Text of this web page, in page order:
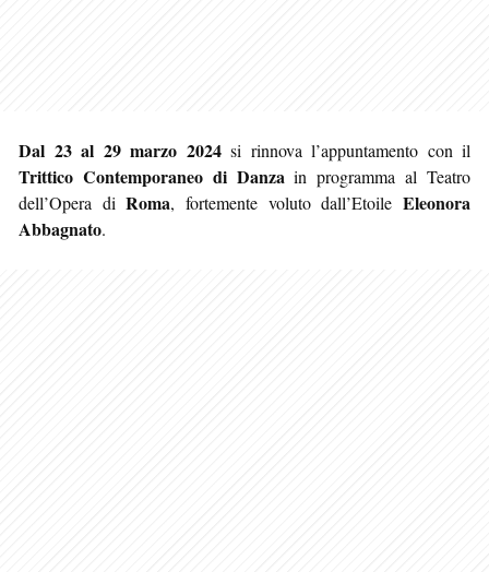
Dal 23 al 29 marzo 2024si rinnova l’appuntamento con il
Trittico Contemporaneo di Danza in programma al Teatro
dell’Opera diRoma, fortemente voluto dall’EtoileEleonora
Abbagnato.